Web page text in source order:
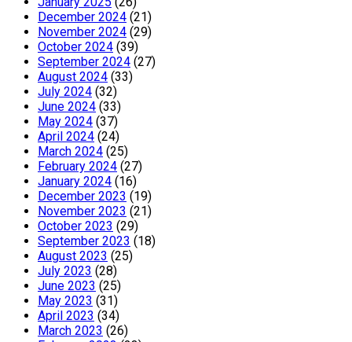
December 2024 (21)
November 2024 (29)
October 2024 (39)
September 2024 (27)
August 2024 (33)
July 2024 (32)
June 2024 (33)
May 2024 (37)
April 2024 (24)
March 2024 (25)
February 2024 (27)
January 2024 (16)
December 2023 (19)
November 2023 (21)
October 2023 (29)
September 2023 (18)
August 2023 (25)
July 2023 (28)
June 2023 (25)
May 2023 (31)
April 2023 (34)
March 2023 (26)